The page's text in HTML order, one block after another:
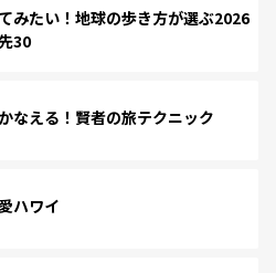
みたい！地球の歩き方が選ぶ2026
30
なえる！賢者の旅テクニック
ハワイ